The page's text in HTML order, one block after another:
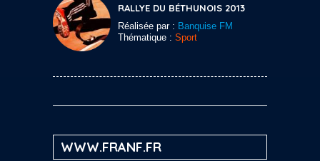
RALLYE DU BÉTHUNOIS 2013
Réalisée par : Banquise FM
Thématique : Sport
WWW.FRANF.FR